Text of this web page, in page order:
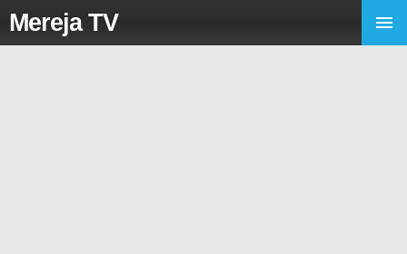
Mereja TV